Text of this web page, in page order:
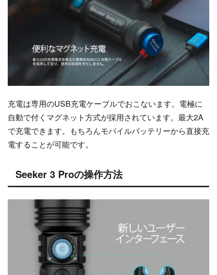
充電は専用のUSB充電ケーブルでおこないます。電極に
自動で付くマグネット方式が採用されています。最大2A
で充電できます。もちろんモバイルバッテリーから直接充
電することが可能です。
Seeker 3 Proの操作方法